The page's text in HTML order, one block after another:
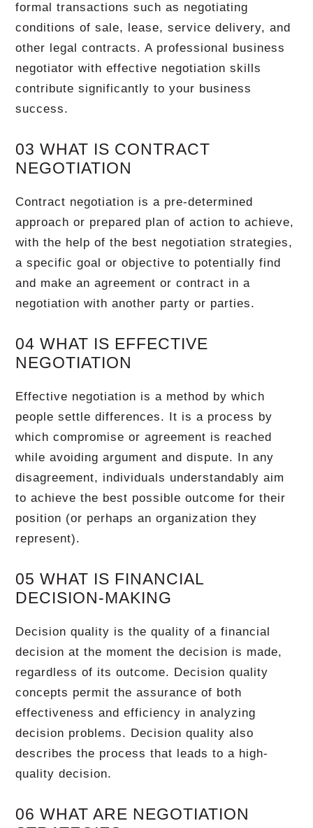
formal transactions such as negotiating
conditions of sale, lease, service delivery, and
other legal contracts. A professional business
negotiator with effective negotiation skills
contribute significantly to your business
success.
03 WHAT IS CONTRACT
NEGOTIATION
Contract negotiation is a pre-determined
approach or prepared plan of action to achieve,
with the help of the best negotiation strategies,
a specific goal or objective to potentially find
and make an agreement or contract in a
negotiation with another party or parties.
04 WHAT IS EFFECTIVE
NEGOTIATION
Effective negotiation is a method by which
people settle differences. It is a process by
which compromise or agreement is reached
while avoiding argument and dispute. In any
disagreement, individuals understandably aim
to achieve the best possible outcome for their
position (or perhaps an organization they
represent).
05 WHAT IS FINANCIAL
DECISION-MAKING
Decision quality is the quality of a financial
decision at the moment the decision is made,
regardless of its outcome. Decision quality
concepts permit the assurance of both
effectiveness and efficiency in analyzing
decision problems. Decision quality also
describes the process that leads to a high-
quality decision.
06 WHAT ARE NEGOTIATION